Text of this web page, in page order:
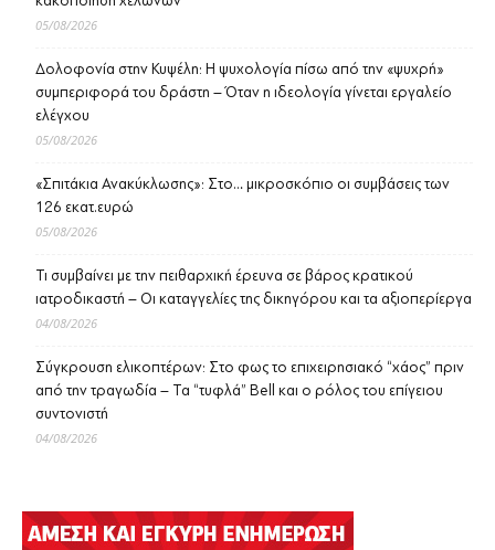
05/08/2026
Δολοφονία στην Κυψέλη: Η ψυχολογία πίσω από την «ψυχρή»
συμπεριφορά του δράστη – Όταν η ιδεολογία γίνεται εργαλείο
ελέγχου
05/08/2026
«Σπιτάκια Ανακύκλωσης»: Στο… μικροσκόπιο οι συμβάσεις των
126 εκατ.ευρώ
05/08/2026
Τι συμβαίνει με την πειθαρχική έρευνα σε βάρος κρατικού
ιατροδικαστή – Οι καταγγελίες της δικηγόρου και τα αξιοπερίεργα
04/08/2026
Σύγκρουση ελικοπτέρων: Στο φως το επιχειρησιακό “χάος” πριν
από την τραγωδία – Τα “τυφλά” Bell και ο ρόλος του επίγειου
συντονιστή
04/08/2026